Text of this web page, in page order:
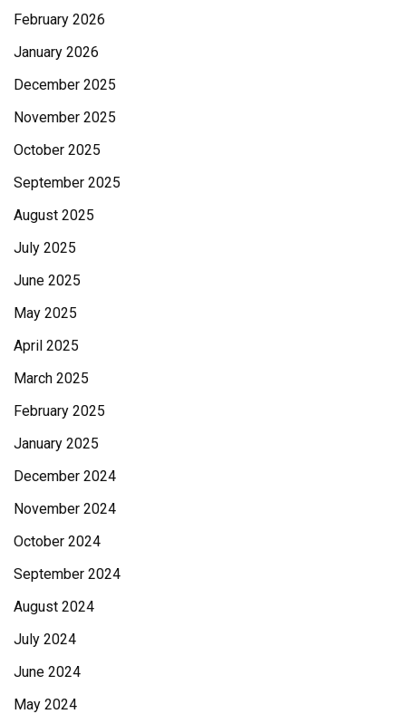
February 2026
January 2026
December 2025
November 2025
October 2025
September 2025
August 2025
July 2025
June 2025
May 2025
April 2025
March 2025
February 2025
January 2025
December 2024
November 2024
October 2024
September 2024
August 2024
July 2024
June 2024
May 2024